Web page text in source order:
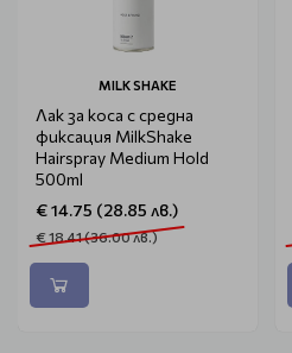
MILK SHAKE
Лак за коса с средна
фиксация MilkShake
Hairspray Medium Hold
500ml
€ 14.75 (28.85 лв.)
€ 18.41 (36.00 лв.)